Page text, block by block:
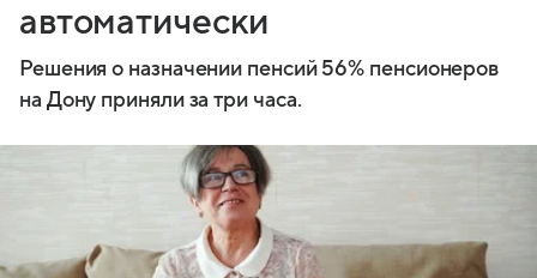
автоматически
Решения о назначении пенсий 56% пенсионеров
на Дону приняли за три часа.